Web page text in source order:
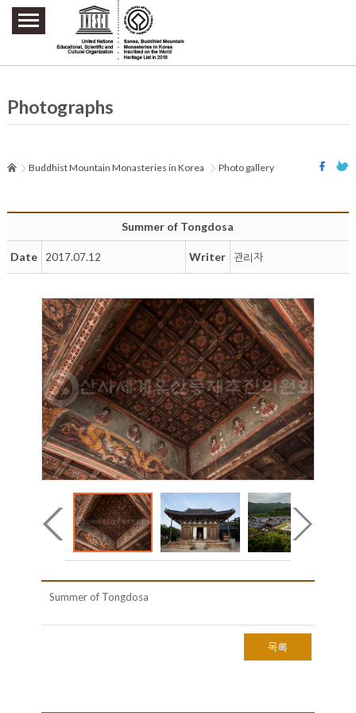
주요메뉴 바로가기
본문 바로가기
하단메뉴 바로가기
Photographs
Buddhist Mountain Monasteries in Korea Photo gallery
Summer of Tongdosa
Date 2017.07.12 Writer 관리자
Summer of Tongdosa
목록